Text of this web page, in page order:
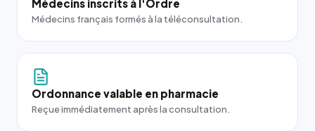
Médecins inscrits à l'Ordre
Médecins français formés à la téléconsultation.
Ordonnance valable en pharmacie
Reçue immédiatement après la consultation.